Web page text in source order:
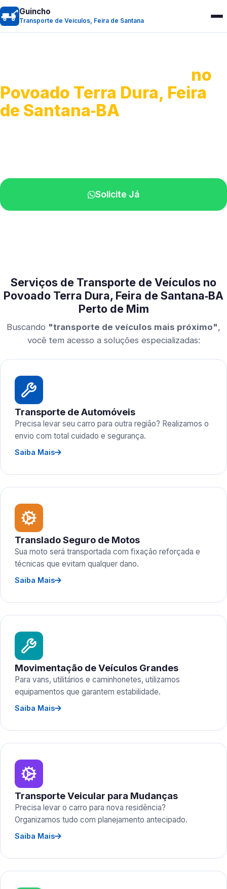
Guincho
Transporte de Veículos, Feira de Santana
no
Povoado Terra Dura, Feira
de Santana‑BA
Solicite Já
Serviços de Transporte de Veículos no
Povoado Terra Dura, Feira de Santana‑BA
Perto de Mim
Buscando "transporte de veículos mais próximo",
você tem acesso a soluções especializadas:
Transporte de Automóveis
Precisa levar seu carro para outra região? Realizamos o
envio com total cuidado e segurança.
Saiba Mais
Translado Seguro de Motos
Sua moto será transportada com fixação reforçada e
técnicas que evitam qualquer dano.
Saiba Mais
Movimentação de Veículos Grandes
Para vans, utilitários e caminhonetes, utilizamos
equipamentos que garantem estabilidade.
Saiba Mais
Transporte Veicular para Mudanças
Precisa levar o carro para nova residência?
Organizamos tudo com planejamento antecipado.
Saiba Mais